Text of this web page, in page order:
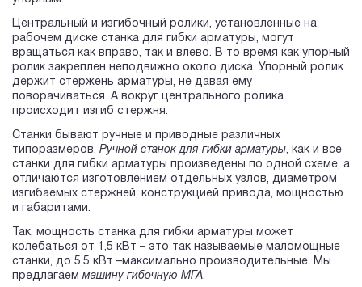
Центральный и изгибочный ролики, установленные на
рабочем диске станка для гибки арматуры, могут
вращаться как вправо, так и влево. В то время как упорный
ролик закреплен неподвижно около диска. Упорный ролик
держит стержень арматуры, не давая ему
поворачиваться. А вокруг центрального ролика
происходит изгиб стержня.
Станки бывают ручные и приводные различных
типоразмеров. Ручной станок для гибки арматуры, как и все
станки для гибки арматуры произведены по одной схеме, а
отличаются изготовлением отдельных узлов, диаметром
изгибаемых стержней, конструкцией привода, мощностью
и габаритами.
Так, мощность станка для гибки арматуры может
колебаться от 1,5 кВт – это так называемые маломощные
станки, до 5,5 кВт –максимально производительные. Мы
предлагаем машину гибочную МГА.